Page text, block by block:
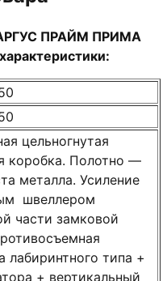
АРГУС ПРАЙМ ПРИМА
цельногнутая
коробка. Полотно —
металла. Усиление
швеллером
части замковой
лабиринтного типа +
+ вертикальный